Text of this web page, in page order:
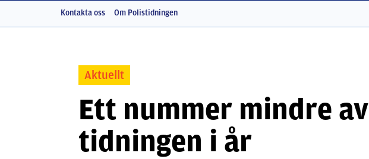
Kontakta oss Om Polistidningen
Aktuellt
Ett nummer mindre av
tidningen i år